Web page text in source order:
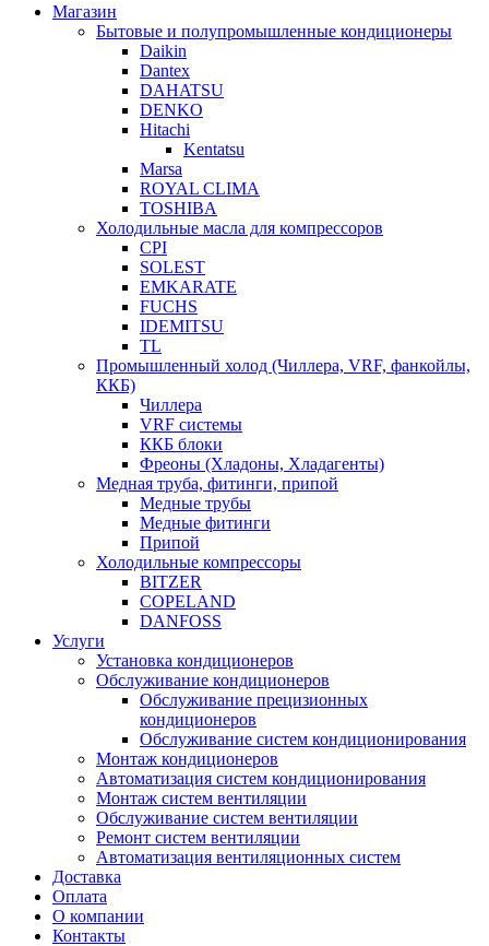
Магазин
Бытовые и полупромышленные кондиционеры
Daikin
Dantex
DAHATSU
DENKO
Hitachi
Kentatsu
Marsa
ROYAL CLIMA
TOSHIBA
Холодильные масла для компрессоров
CPI
SOLEST
EMKARATE
FUCHS
IDEMITSU
TL
Промышленный холод (Чиллера, VRF, фанкойлы,
ККБ)
Чиллера
VRF системы
ККБ блоки
Фреоны (Хладоны, Хладагенты)
Медная труба, фитинги, припой
Медные трубы
Медные фитинги
Припой
Холодильные компрессоры
BITZER
COPELAND
DANFOSS
Услуги
Установка кондиционеров
Обслуживание кондиционеров
Обслуживание прецизионных
кондиционеров
Обслуживание систем кондиционирования
Монтаж кондиционеров
Автоматизация систем кондиционирования
Монтаж систем вентиляции
Обслуживание систем вентиляции
Ремонт систем вентиляции
Автоматизация вентиляционных систем
Доставка
Оплата
О компании
Контакты